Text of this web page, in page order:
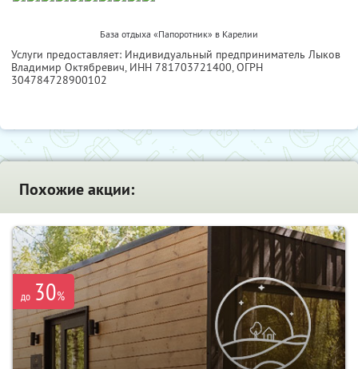
База отдыха «Папоротник» в Карелии
Услуги предоставляет: Индивидуальный предприниматель Лыков
Владимир Октябревич, ИНН 781703721400, ОГРН
304784728900102
Похожие акции:
до 30%